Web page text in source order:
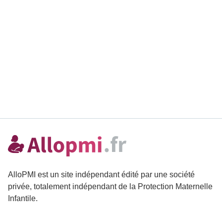
AlloPMI est un site indépendant édité par une société
privée, totalement indépendant de la Protection Maternelle
Infantile.